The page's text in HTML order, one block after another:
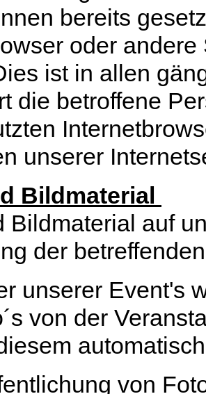
bereits
oder
ist in allen
die betroffene
unserer
Bildmaterial
Bildmaterial auf
der
unserer Event's
von der
von